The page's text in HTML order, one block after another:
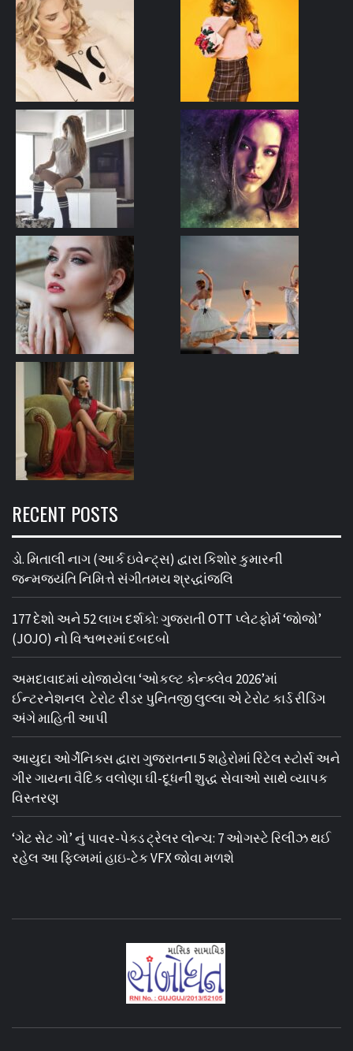
RECENT POSTS
ડો. મિતાલી નાગ (આર્ક ઇવેન્ટ્સ) દ્વારા કિશોર કુમારની
જન્મજયંતિ નિમિત્તે સંગીતમય શ્રદ્ધાંજલિ
177 દેશો અને 52 લાખ દર્શકો: ગુજરાતી OTT પ્લેટફોર્મ ‘જોજો’
(JOJO) નો વિશ્વભરમાં દબદબો
અમદાવાદમાં યોજાયેલા ‘ઓકલ્ટ કોન્ક્લેવ 2026’માં
ઈન્ટરનેશનલ ટેરોટ રીડર પુનિતજી લુલ્લા એ ટેરોટ કાર્ડ રીડિંગ
અંગે માહિતી આપી
આયુદા ઓર્ગેનિક્સ દ્વારા ગુજરાતના 5 શહેરોમાં રિટેલ સ્ટોર્સ અને
ગીર ગાયના વૈદિક વલોણા ઘી-દૂધની શુદ્ધ સેવાઓ સાથે વ્યાપક
વિસ્તરણ
‘ગેટ સેટ ગો’ નું પાવર-પેક્ડ ટ્રેલર લોન્ચ: 7 ઓગસ્ટે રિલીઝ થઈ
રહેલ આ ફિલ્મમાં હાઇ-ટેક VFX જોવા મળશે